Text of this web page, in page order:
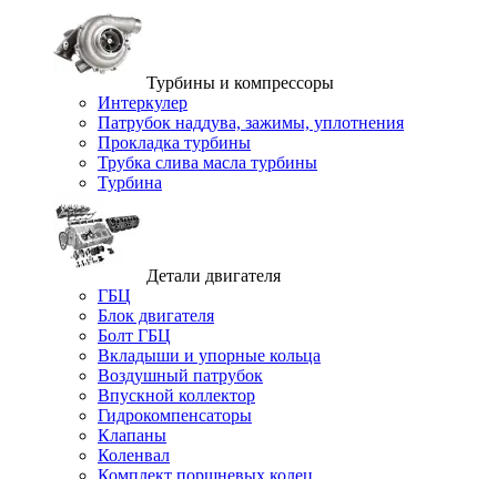
Турбины и компрессоры
Интеркулер
Патрубок наддува, зажимы, уплотнения
Прокладка турбины
Трубка слива масла турбины
Турбина
Детали двигателя
ГБЦ
Блок двигателя
Болт ГБЦ
Вкладыши и упорные кольца
Воздушный патрубок
Впускной коллектор
Гидрокомпенсаторы
Клапаны
Коленвал
Комплект поршневых колец